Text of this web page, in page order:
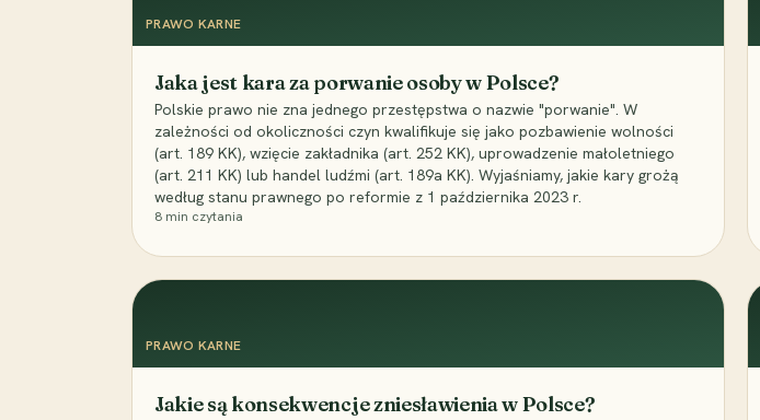
PRAWO KARNE
Jaka jest kara za porwanie osoby w Polsce?
Polskie prawo nie zna jednego przestępstwa o nazwie "porwanie". W
zależności od okoliczności czyn kwalifikuje się jako pozbawienie wolności
(art. 189 KK), wzięcie zakładnika (art. 252 KK), uprowadzenie małoletniego
(art. 211 KK) lub handel ludźmi (art. 189a KK). Wyjaśniamy, jakie kary grożą
według stanu prawnego po reformie z 1 października 2023 r.
8 min czytania
PRAWO KARNE
Jakie są konsekwencje zniesławienia w Polsce?